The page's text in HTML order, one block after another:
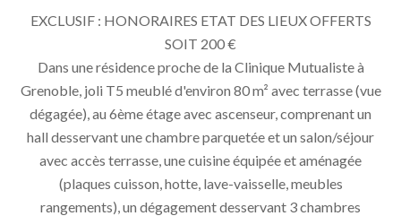
EXCLUSIF : HONORAIRES ETAT DES LIEUX OFFERTS
SOIT 200 €
Dans une résidence proche de la Clinique Mutualiste à
Grenoble, joli T5 meublé d'environ 80 m² avec terrasse (vue
dégagée), au 6ème étage avec ascenseur, comprenant un
hall desservant une chambre parquetée et un salon/séjour
avec accès terrasse, une cuisine équipée et aménagée
(plaques cuisson, hotte, lave-vaisselle, meubles
rangements), un dégagement desservant 3 chambres